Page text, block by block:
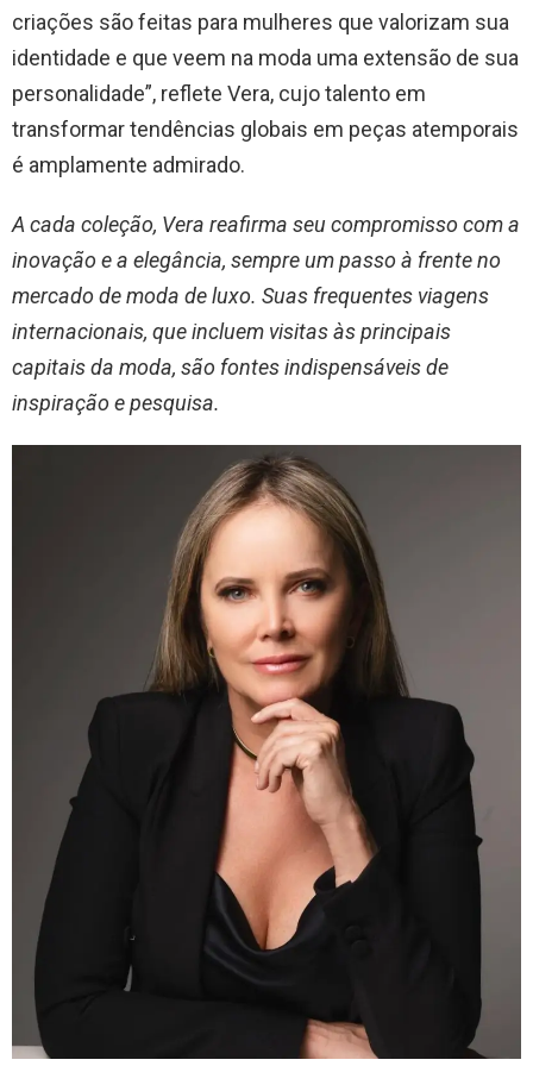
criações são feitas para mulheres que valorizam sua
identidade e que veem na moda uma extensão de sua
personalidade”, reflete Vera, cujo talento em
transformar tendências globais em peças atemporais
é amplamente admirado.
A cada coleção, Vera reafirma seu compromisso com a
inovação e a elegância, sempre um passo à frente no
mercado de moda de luxo. Suas frequentes viagens
internacionais, que incluem visitas às principais
capitais da moda, são fontes indispensáveis de
inspiração e pesquisa.